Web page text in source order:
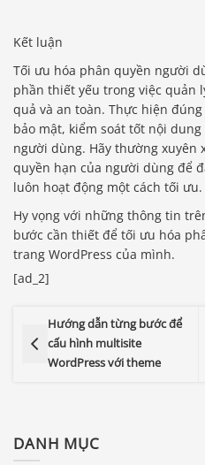
Kết luận
Tối ưu hóa phân quyền người
phần thiết yếu trong việc quản
quả và an toàn. Thực hiện
bảo mật, kiểm soát tốt nội
người dùng. Hãy thường xuyên
quyền hạn của người dùng để
luôn hoạt động một cách tối ưu.
Hy vọng với những thông tin
bước cần thiết để tối ưu hóa
trang WordPress của mình.
[ad_2]
Hướng dẫn từng bước để
cấu hình multisite
WordPress với theme
DANH MỤC